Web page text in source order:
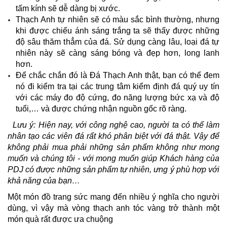
tấm kính sẽ dễ dàng bị xước.
Thạch Anh tự nhiên sẽ có màu sắc bình thường, nhưng
khi được chiếu ánh sáng trắng ta sẽ thấy được những
độ sâu thăm thẳm của đá. Sử dụng càng lâu, loại đá tự
nhiên này sẽ càng sáng bóng và đẹp hơn, long lanh
hơn.
Để chắc chắn đó là Đá Thạch Anh thật, bạn có thể đem
nó đi kiểm tra tại các trung tâm kiểm định đá quý uy tín
với các máy đo độ cứng, đo năng lượng bức xạ và độ
tuổi,… và được chứng nhận nguồn gốc rõ ràng.
Lưu ý: Hiện nay, với công nghệ cao, người ta có thể làm
nhân tạo các viên đá rất khó phân biệt với đá thật. Vậy để
không phải mua phải những sản phẩm không như mong
muốn và chúng tôi - với mong muốn giúp Khách hàng của
PDJ có được những sản phẩm tự nhiên, ưng ý phù hợp với
khả năng của bạn…
Một món đồ trang sức mang đến nhiều ý nghĩa cho người
dùng, vì vậy mà vòng thạch anh tóc vàng trở thành một
món quà rất được ưa chuộng